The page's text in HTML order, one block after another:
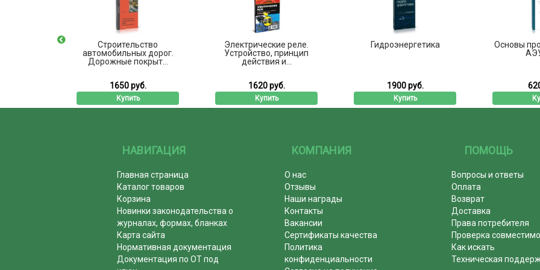
Строительство
автомобильных дорог.
Дорожные покрыт...
1650 руб.
Купить
Электрические реле.
Устройство, принцип
действия и...
1620 руб.
Купить
Гидроэнергетика
1900 руб.
Купить
Основы
НАВИГАЦИЯ
Главная страница
Каталог товаров
Корзина
Новинки законодательства о
журналах, формах, бланках
Карта сайта
Нормативная документация
Документация по ОТ под
КОМПАНИЯ
О нас
Отзывы
Наши награды
Контакты
Вакансии
Сертификаты качества
Политика
конфиденциальности
ПОМОЩЬ
Вопросы и ответы
Оплата
Возврат
Доставка
Права потребителя
Проверка
Как искать
Техническая